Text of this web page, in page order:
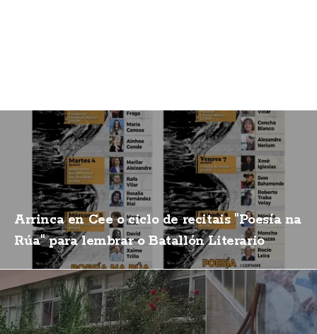
Arrinca en Cee o ciclo de recitais "Poesía na
Rúa" para lembrar o Batallón Literario